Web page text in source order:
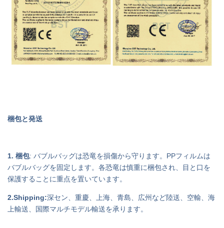
梱包と発送
1. 梱包: バブルバッグは恐竜を損傷から守ります。PPフィルムは
バブルバッグを固定します。各恐竜は慎重に梱包され、目と口を
保護することに重点を置いています。
2.Shipping:深セン、重慶、上海、青島、広州など陸送、空輸、海
上輸送、国際マルチモデル輸送を承ります。